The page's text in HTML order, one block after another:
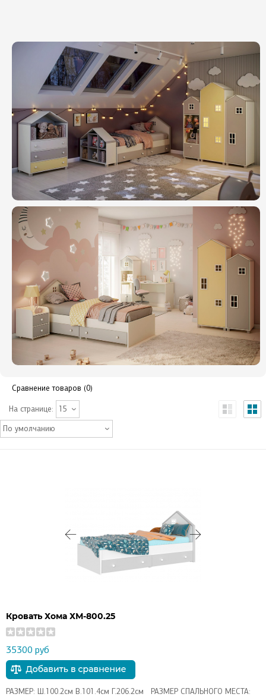
Сравнение товаров (0)
На странице: 15
По умолчанию
Кровать Хома ХМ-800.25
35300 руб
РАЗМЕР: Ш.100.2см В.101.4см Г.206.2см РАЗМЕР СПАЛЬНОГО МЕСТА: